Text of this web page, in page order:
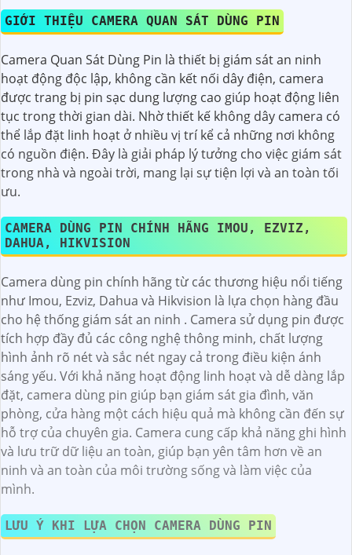
GIỚI THIỆU CAMERA QUAN SÁT DÙNG PIN
Camera Quan Sát Dùng Pin là thiết bị giám sát an ninh
hoạt động độc lập, không cần kết nối dây điện, camera
được trang bị pin sạc dung lượng cao giúp hoạt động liên
tục trong thời gian dài. Nhờ thiết kế không dây camera có
thể lắp đặt linh hoạt ở nhiều vị trí kể cả những nơi không
có nguồn điện. Đây là giải pháp lý tưởng cho việc giám sát
trong nhà và ngoài trời, mang lại sự tiện lợi và an toàn tối
ưu.
CAMERA DÙNG PIN CHÍNH HÃNG IMOU, EZVIZ,
DAHUA, HIKVISION
Camera dùng pin chính hãng từ các thương hiệu nổi tiếng
như Imou, Ezviz, Dahua và Hikvision là lựa chọn hàng đầu
cho hệ thống giám sát an ninh . Camera sử dụng pin được
tích hợp đầy đủ các công nghệ thông minh, chất lượng
hình ảnh rõ nét và sắc nét ngay cả trong điều kiện ánh
sáng yếu. Với khả năng hoạt động linh hoạt và dễ dàng lắp
đặt, camera dùng pin giúp bạn giám sát gia đình, văn
phòng, cửa hàng một cách hiệu quả mà không cần đến sự
hỗ trợ của chuyên gia. Camera cung cấp khả năng ghi hình
và lưu trữ dữ liệu an toàn, giúp bạn yên tâm hơn về an
ninh và an toàn của môi trường sống và làm việc của
mình.
LƯU Ý KHI LỰA CHỌN CAMERA DÙNG PIN